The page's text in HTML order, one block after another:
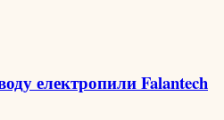
електропили Falantech